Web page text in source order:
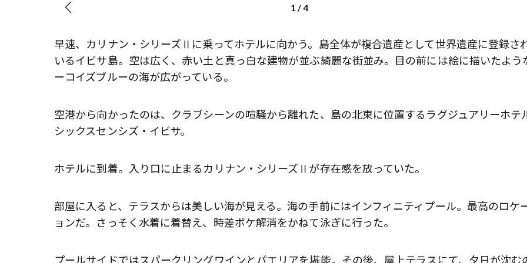
1 /4
早速、カリナン・シリーズⅡに乗ってホテルに向かう。島全体が複合遺産として世界遺産に登録さ
いるイビサ島。空は広く、赤い土と真っ白な建物が並ぶ綺麗な街並み。目の前には絵に描いたよう
ーコイズブルーの海が広がっている。
空港から向かったのは、クラブシーンの喧騒から離れた、島の北東に位置するラグジュアリーホテ
シックスセンシズ・イビサ。
ホテルに到着。入り口に止まるカリナン・シリーズⅡが存在感を放っていた。
部屋に入ると、テラスからは美しい海が見える。海の手前にはインフィニティプール。最高のロケ
ョンだ。さっそく水着に着替え、時差ボケ解消をかねて泳ぎに行った。
プールサイドではスパークリングワインとパエリアを堪能。その後、屋上テラスにて、夕日が沈む